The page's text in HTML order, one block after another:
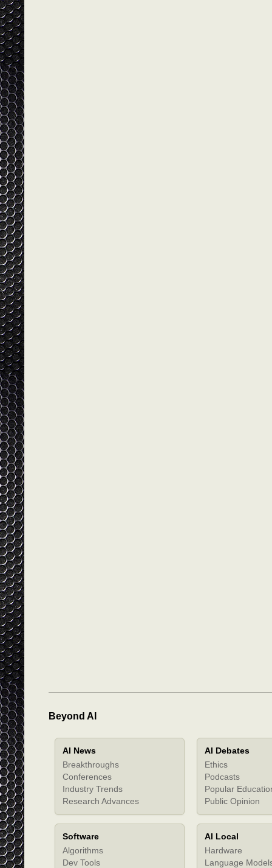
Beyond AI
AI News
Breakthroughs
Conferences
Industry Trends
Research Advances
AI Debates
Ethics
Podcasts
Popular
Public Opinion
Software
Algorithms
Dev Tools
AI Local
Hardware
Language